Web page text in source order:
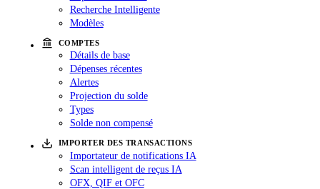
Recherche Intelligente
Modèles
COMPTES
Détails de base
Dépenses récentes
Alertes
Projection du solde
Types
Solde non compensé
IMPORTER DES TRANSACTIONS
Importateur de notifications IA
Scan intelligent de reçus IA
OFX, QIF et OFC